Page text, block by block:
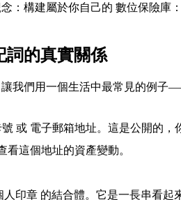
：構建屬於你自己的 數位保險庫
詞的真實關係
我們用一個生活中最常見的例子
或 電子郵箱地址。這是公開的，
這個地址的資產變動。
人印章 的結合體。它是一長串看起